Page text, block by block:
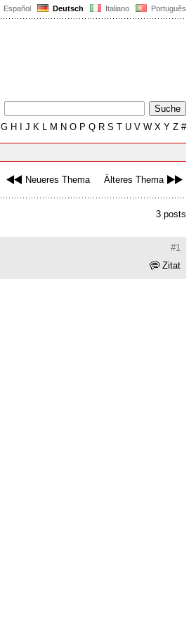
Español Deutsch Italiano Português
G H J K L M N O P Q R S T U V W X Y Z #
Neueres Thema Älteres Thema
3 posts
#1
Zitat